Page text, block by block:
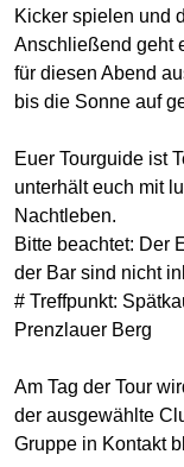
Kicker spielen und
Anschließend geht
für diesen Abend
bis die Sonne auf
Euer Tourguide ist
unterhält euch mit
Nachtleben.
Bitte beachtet: Der
der Bar sind nicht
# Treffpunkt:
Prenzlauer Berg
Am Tag der Tour
der ausgewählte
Gruppe in Kontakt